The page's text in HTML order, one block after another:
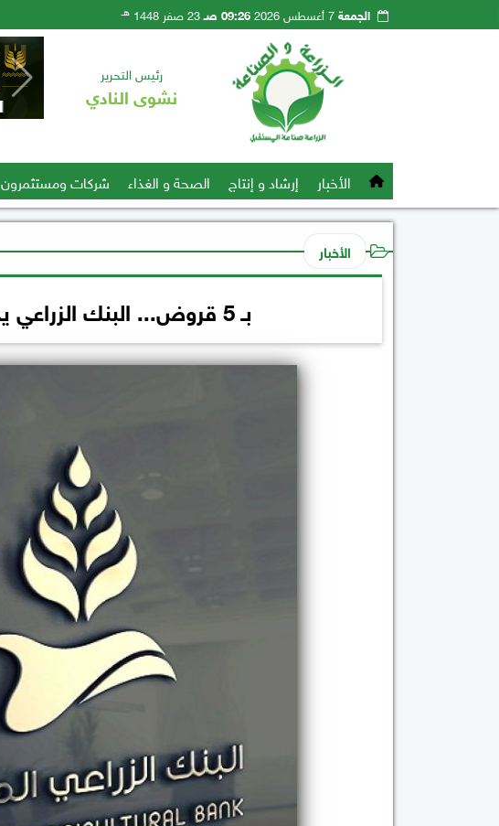
الجمعة7 أغسطس 2026 09:26 صـ 23 صفر 1448 هـ
رئيس التحرير
نشوى النادي
الأخبار إرشاد و إنتاج الصحة و الغذاء شركات ومستثمرون
الأخبار
بـ 5 قروض... البنك الزراعي يدعم الفلاحين المصريين